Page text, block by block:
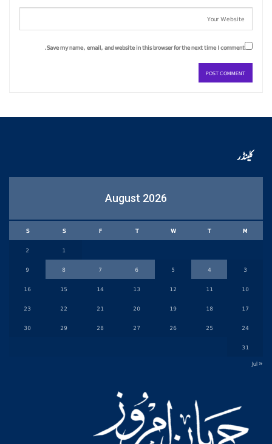
Save my name, email, and website in this browser for the next time I comment.
کلینڈر
August 2026
M
T
W
T
F
S
S
1
2
3
4
5
6
7
8
9
10
11
12
13
14
15
16
17
18
19
20
21
22
23
24
25
26
27
28
29
30
31
« Jul